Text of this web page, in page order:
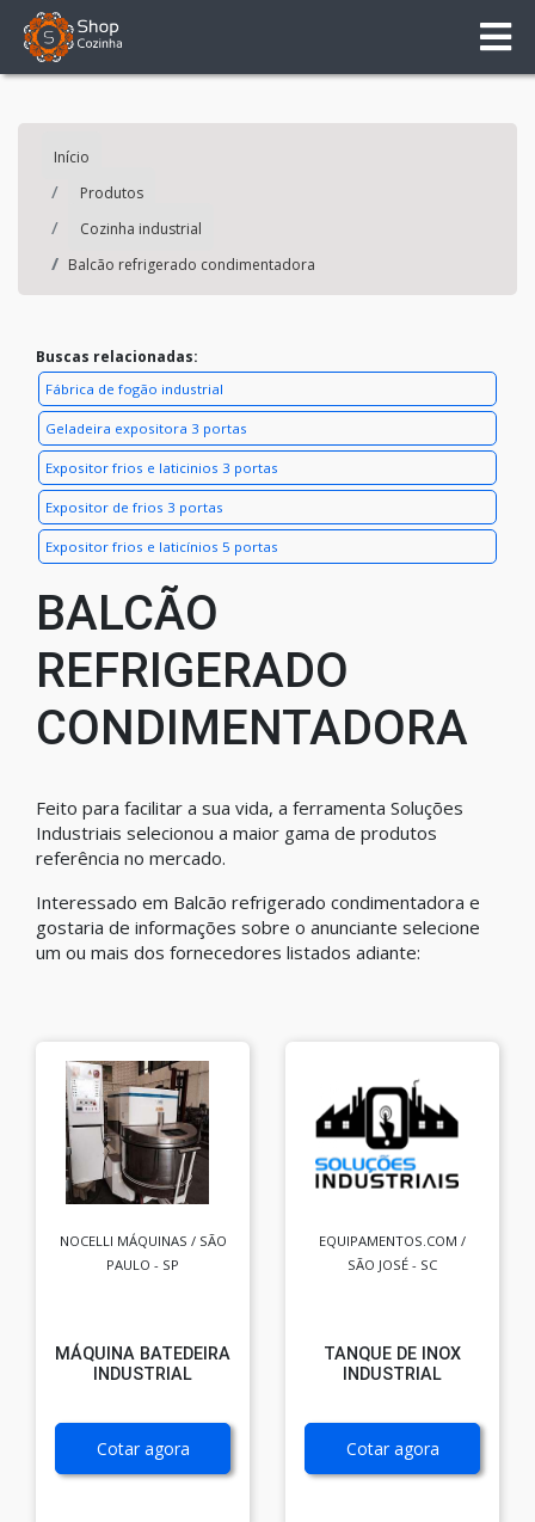
Início
Produtos
Cozinha industrial
Balcão refrigerado condimentadora
Buscas relacionadas:
Fábrica de fogão industrial
Geladeira expositora 3 portas
Expositor frios e laticinios 3 portas
Expositor de frios 3 portas
Expositor frios e laticínios 5 portas
BALCÃO
REFRIGERADO
CONDIMENTADORA
Feito para facilitar a sua vida, a ferramenta Soluções
Industriais selecionou a maior gama de produtos
referência no mercado.
Interessado em Balcão refrigerado condimentadora e
gostaria de informações sobre o anunciante selecione
um ou mais dos fornecedores listados adiante:
NOCELLI MÁQUINAS / SÃO
PAULO - SP
MÁQUINA BATEDEIRA
INDUSTRIAL
Cotar agora
EQUIPAMENTOS.COM /
SÃO JOSÉ - SC
TANQUE DE INOX
INDUSTRIAL
Cotar agora